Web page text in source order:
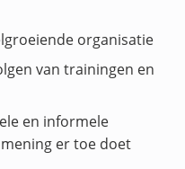
organisatie
van trainingen en
en informele
er toe doet